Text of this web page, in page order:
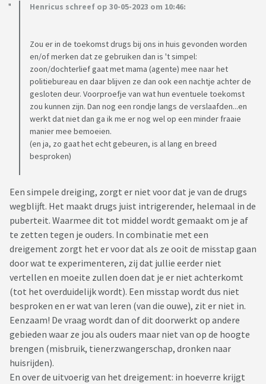
Henricus schreef op 30-05-2023 om 10:46:
Zou er in de toekomst drugs bij ons in huis gevonden worden
en/of merken dat ze gebruiken dan is 't simpel:
zoon/dochterlief gaat met mama (agente) mee naar het
politiebureau en daar blijven ze dan ook een nachtje achter de
gesloten deur. Voorproefje van wat hun eventuele toekomst
zou kunnen zijn. Dan nog een rondje langs de verslaafden...en
werkt dat niet dan ga ik me er nog wel op een minder fraaie
manier mee bemoeien.
(en ja, zo gaat het echt gebeuren, is al lang en breed
besproken)
Een simpele dreiging, zorgt er niet voor dat je van de drugs
wegblijft. Het maakt drugs juist intrigerender, helemaal in de
puberteit. Waarmee dit tot middel wordt gemaakt om je af
te zetten tegen je ouders. In combinatie met een
dreigement zorgt het er voor dat als ze ooit de misstap gaan
door wat te experimenteren, zij dat jullie eerder niet
vertellen en moeite zullen doen dat je er niet achterkomt
(tot het overduidelijk wordt). Een misstap wordt dus niet
besproken en er wat van leren (van die ouwe), zit er niet in.
Eenzaam! De vraag wordt dan of dit doorwerkt op andere
gebieden waar ze jou als ouders maar niet van op de hoogte
brengen (misbruik, tienerzwangerschap, dronken naar
huisrijden).
En over de uitvoerig van het dreigement: in hoeverre krijgt